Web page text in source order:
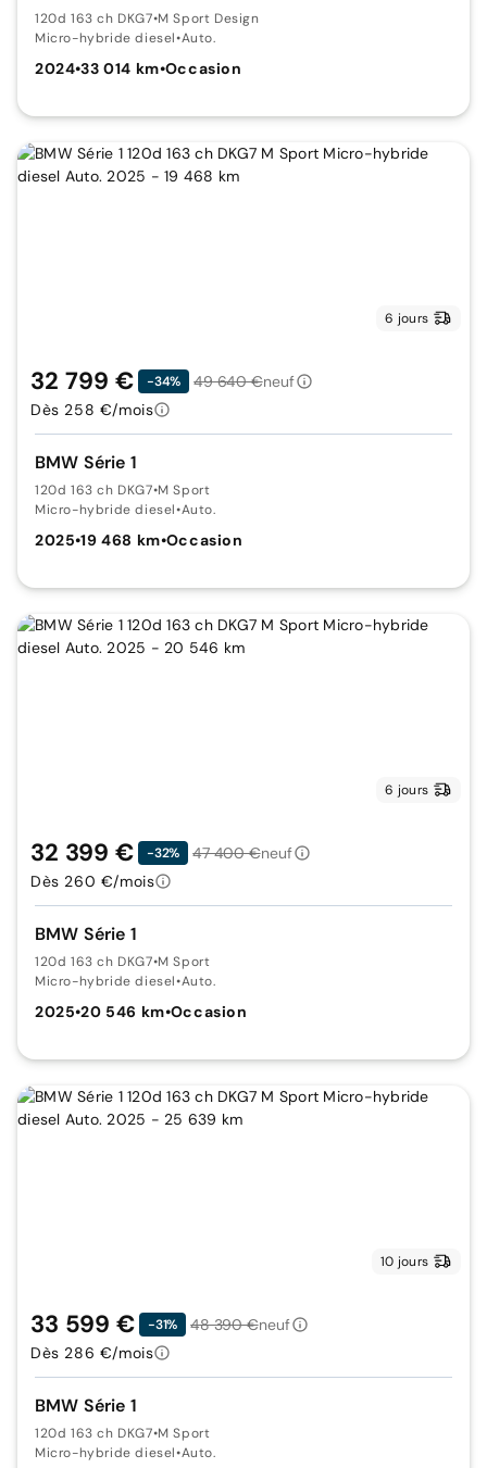
120d 163 ch DKG7•M Sport Design
Micro-hybride diesel•Auto.
2024•33 014 km•Occasion
6 jours
BMW Série 1
120d 163 ch DKG7•M Sport
Micro-hybride diesel•Auto.
2025•19 468 km•Occasion
32 799 € -34% 49 640 €neuf
Dès 258 €/mois
6 jours
BMW Série 1
120d 163 ch DKG7•M Sport
Micro-hybride diesel•Auto.
2025•20 546 km•Occasion
32 399 € -32% 47 400 €neuf
Dès 260 €/mois
10 jours
BMW Série 1
120d 163 ch DKG7•M Sport
Micro-hybride diesel•Auto.
33 599 € -31% 48 390 €neuf
Dès 286 €/mois